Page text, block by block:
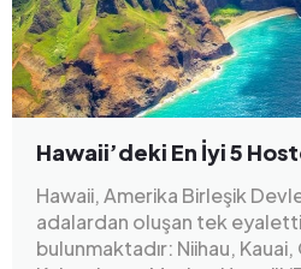
Hawaii’deki En İyi 5
Hawaii, Amerika Birleşik
adalardan oluşan tek
bulunmaktadır: Niihau,